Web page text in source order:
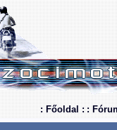
: Főoldal : :